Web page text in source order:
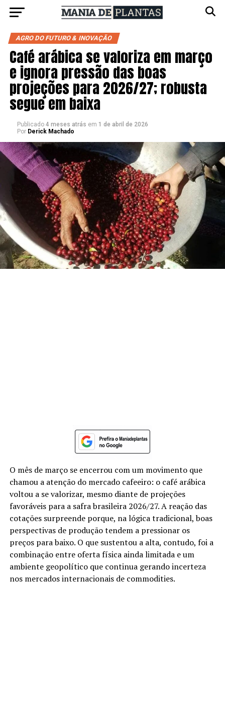
AGRO DO FUTURO & INOVAÇÃO
Café arábica se valoriza em março
e ignora pressão das boas
projeções para 2026/27; robusta
segue em baixa
Publicado 4 meses atrás em 1 de abril de 2026
Por Derick Machado
O mês de março se encerrou com um movimento que
chamou a atenção do mercado cafeeiro: o café arábica
voltou a se valorizar, mesmo diante de projeções
favoráveis para a safra brasileira 2026/27. A reação das
cotações surpreende porque, na lógica tradicional, boas
perspectivas de produção tendem a pressionar os
preços para baixo. O que sustentou a alta, contudo, foi a
combinação entre oferta física ainda limitada e um
ambiente geopolítico que continua gerando incerteza
nos mercados internacionais de commodities.